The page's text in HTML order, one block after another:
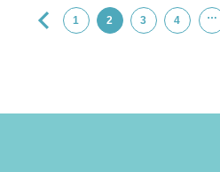
1 2 3 4 …